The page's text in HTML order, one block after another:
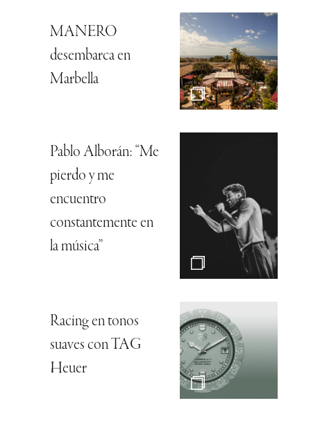
MANERO
desembarca en
Marbella
Pablo Alborán: “Me
pierdo y me
encuentro
constantemente en
la música”
Racing en tonos
suaves con TAG
Heuer